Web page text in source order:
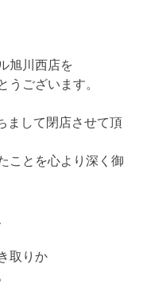
旭川西店を
ございます。
まして閉店させて頂
ことを心より深く御
取りか